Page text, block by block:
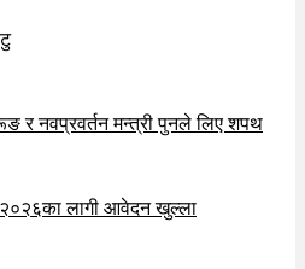
र नवप्रवर्तन मन्त्री पुनले लिए शपथ
२०२६का लागी आवेदन खुल्ला